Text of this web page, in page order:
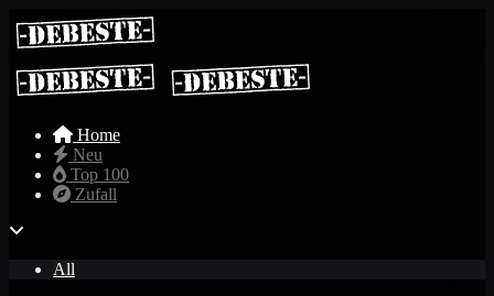
Home
Neu
Top 100
Zufall
All